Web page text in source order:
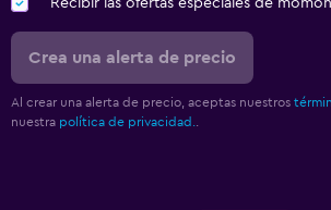
Recibir las ofertas especiales de
Crea una alerta de precio
Al crear una alerta de precio, aceptas nuestros
nuestra política de privacidad.